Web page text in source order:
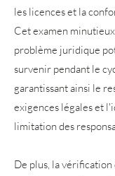
les licences et la
Cet examen
problème juridique
survenir pendant le
garantissant ainsi le
exigences légales et
limitation des
De plus, la